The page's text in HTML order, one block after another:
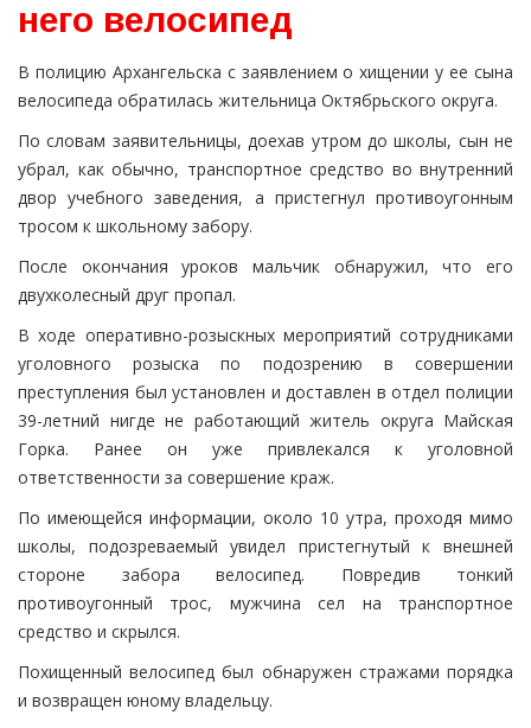
него велосипед
В полицию Архангельска с заявлением о хищении у ее сына
велосипеда обратилась жительница Октябрьского округа.
По словам заявительницы, доехав утром до школы, сын не
убрал, как обычно, транспортное средство во внутренний
двор учебного заведения, а пристегнул противоугонным
тросом к школьному забору.
После окончания уроков мальчик обнаружил, что его
двухколесный друг пропал.
В ходе оперативно-розыскных мероприятий сотрудниками
уголовного розыска по подозрению в совершении
преступления был установлен и доставлен в отдел полиции
39-летний нигде не работающий житель округа Майская
Горка. Ранее он уже привлекался к уголовной
ответственности за совершение краж.
По имеющейся информации, около 10 утра, проходя мимо
школы, подозреваемый увидел пристегнутый к внешней
стороне забора велосипед. Повредив тонкий
противоугонный трос, мужчина сел на транспортное
средство и скрылся.
Похищенный велосипед был обнаружен стражами порядка
и возвращен юному владельцу.